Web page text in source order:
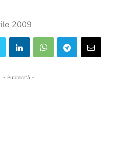
2009
- Pubblicità -